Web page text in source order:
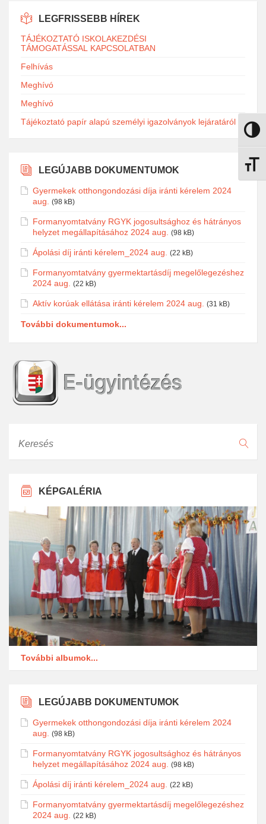
Nagy
LEGFRISSEBB HÍREK
TÁJÉKOZTATÓ ISKOLAKEZDÉSI
TÁMOGATÁSSAL KAPCSOLATBAN
Felhívás
Meghívó
Meghívó
Tájékoztató papír alapú személyi igazolványok lejáratáról
LEGÚJABB DOKUMENTUMOK
Gyermekek otthongondozási díja iránti kérelem 2024
aug.
(98 kB)
Formanyomtatvány RGYK jogosultsághoz és hátrányos
helyzet megállapításához 2024 aug.
(98 kB)
Ápolási díj iránti kérelem_2024 aug. (22 kB)
Formanyomtatvány gyermektartásdíj megelőlegezéshez
2024 aug.
(22 kB)
Aktív korúak ellátása iránti kérelem 2024 aug. (31 kB)
További dokumentumok...
KÉPGALÉRIA
További albumok...
LEGÚJABB DOKUMENTUMOK
Gyermekek otthongondozási díja iránti kérelem 2024
aug.
(98 kB)
Formanyomtatvány RGYK jogosultsághoz és hátrányos
helyzet megállapításához 2024 aug.
(98 kB)
Ápolási díj iránti kérelem_2024 aug. (22 kB)
Formanyomtatvány gyermektartásdíj megelőlegezéshez
2024 aug.
(22 kB)